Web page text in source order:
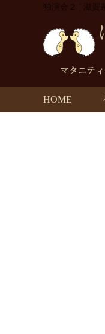
独演会２ | 滋賀
HOME